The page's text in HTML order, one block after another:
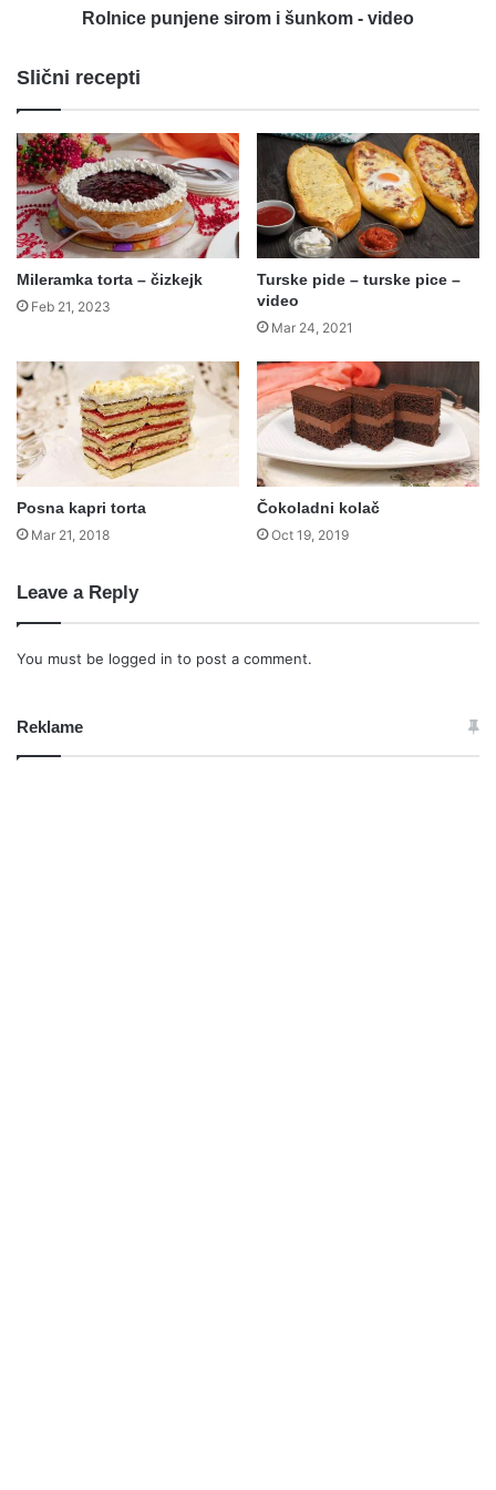
Rolnice punjene sirom i šunkom - video
Slični recepti
Mileramka torta – čizkejk
Feb 21, 2023
Turske pide – turske pice –
video
Mar 24, 2021
Posna kapri torta
Mar 21, 2018
Čokoladni kolač
Oct 19, 2019
Leave a Reply
You must be logged in to post a comment.
Reklame